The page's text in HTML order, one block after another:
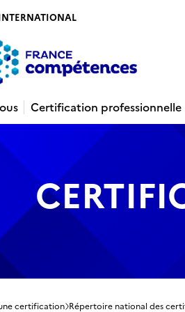
Certification professionnelle
certification Répertoire national des